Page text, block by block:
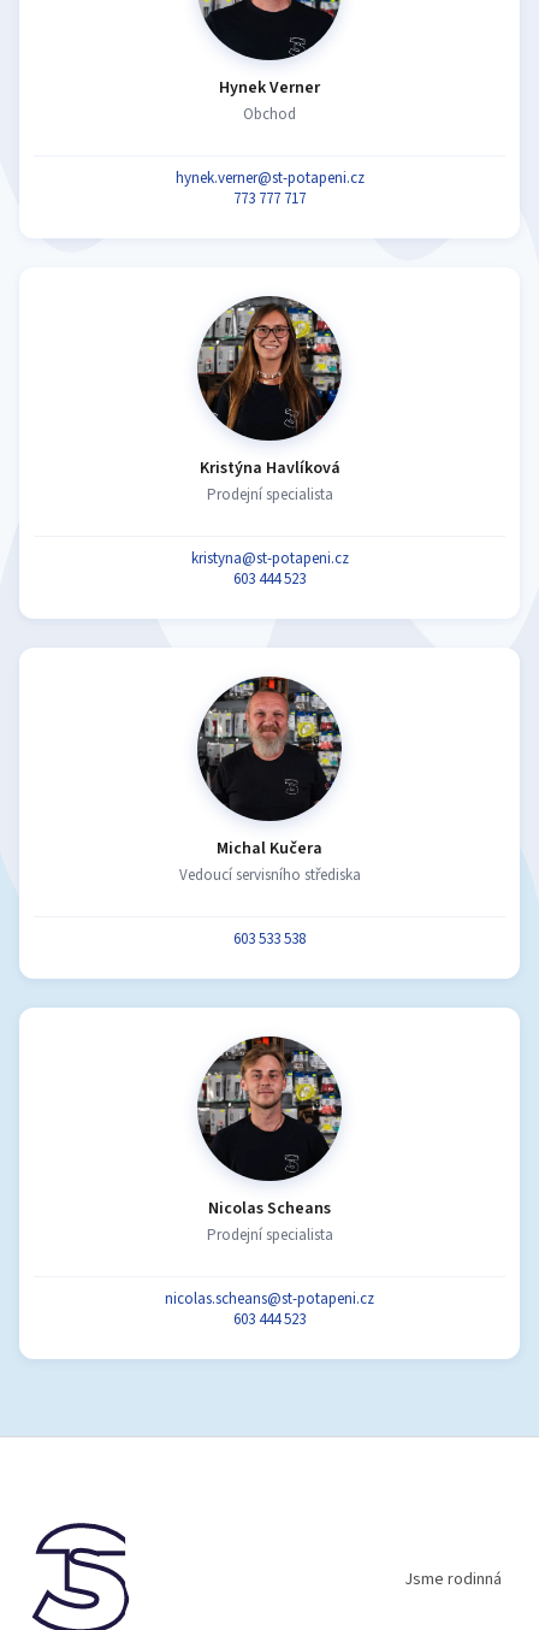
Hynek Verner
Obchod
hynek.verner@st-potapeni.cz
773 777 717
Kristýna Havlíková
Prodejní specialista
kristyna@st-potapeni.cz
603 444 523
Michal Kučera
Vedoucí servisního střediska
603 533 538
Nicolas Scheans
Prodejní specialista
nicolas.scheans@st-potapeni.cz
603 444 523
Jsme rodinná